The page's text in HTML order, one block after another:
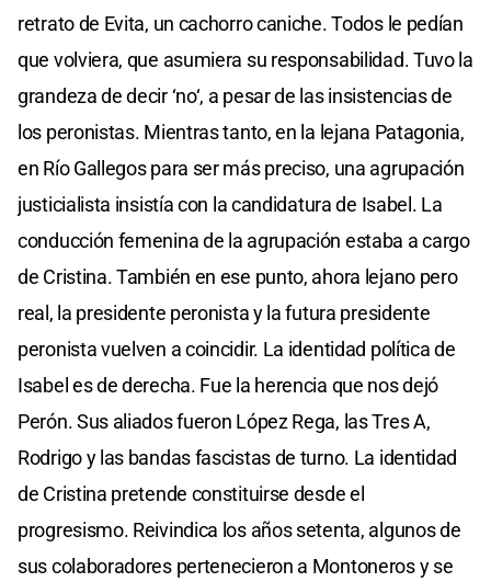
retrato de Evita, un cachorro caniche. Todos le pedían
que volviera, que asumiera su responsabilidad. Tuvo la
grandeza de decir ‘no‘, a pesar de las insistencias de
los peronistas. Mientras tanto, en la lejana Patagonia,
en Río Gallegos para ser más preciso, una agrupación
justicialista insistía con la candidatura de Isabel. La
conducción femenina de la agrupación estaba a cargo
de Cristina. También en ese punto, ahora lejano pero
real, la presidente peronista y la futura presidente
peronista vuelven a coincidir. La identidad política de
Isabel es de derecha. Fue la herencia que nos dejó
Perón. Sus aliados fueron López Rega, las Tres A,
Rodrigo y las bandas fascistas de turno. La identidad
de Cristina pretende constituirse desde el
progresismo. Reivindica los años setenta, algunos de
sus colaboradores pertenecieron a Montoneros y se